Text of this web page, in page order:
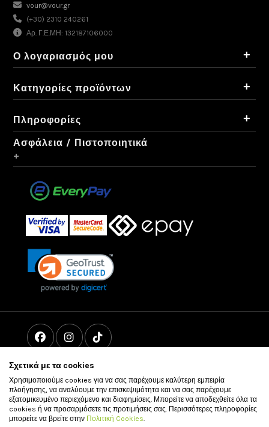
vour@vour.gr
(+30) 2310 240261
Αρ. Γ.Ε.ΜΗ: 132187106000
Ο λογαριασμός μου +
Κατηγορίες προϊόντων +
Πληροφορίες +
Ασφάλεια / Πιστοποιητικά
+
Σχετικά με τα cookies
Χρησιμοποιούμε cookies για να σας παρέχουμε καλύτερη εμπειρία
πλοήγησης, να αναλύουμε την επισκεψιμότητα και να σας παρέχουμε
εξατομικευμένο περιεχόμενο και διαφημίσεις. Μπορείτε να αποδεχθείτε όλα τα
cookies ή να προσαρμόσετε τις προτιμήσεις σας. Περισσότερες πληροφορίες
μπορείτε να βρείτε στην Πολιτική Cookies.